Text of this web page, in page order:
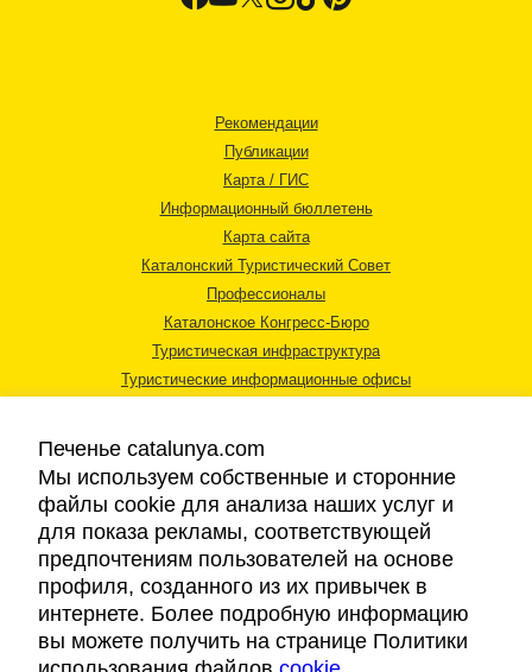
Рекомендации
Публикации
Карта / ГИС
Информационный бюллетень
Карта сайта
Каталонский Туристический Совет
Профессионалы
Каталонское Конгресс-Бюро
Туристическая инфраструктура
Туристические информационные офисы
Правовая информация
Cookies
Доступность
Печенье catalunya.com
Мы используем собственные и сторонние
файлы cookie для анализа наших услуг и
для показа рекламы, соответствующей
предпочтениям пользователей на основе
профиля, созданного из их привычек в
интернете. Более подробную информацию
вы можете получить на странице Политики